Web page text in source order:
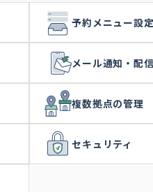
予約メニュー設
メール通知・配
複数拠点の管理
セキュリティ